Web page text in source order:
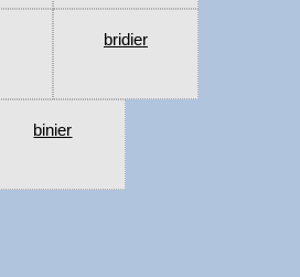
bridier
binier